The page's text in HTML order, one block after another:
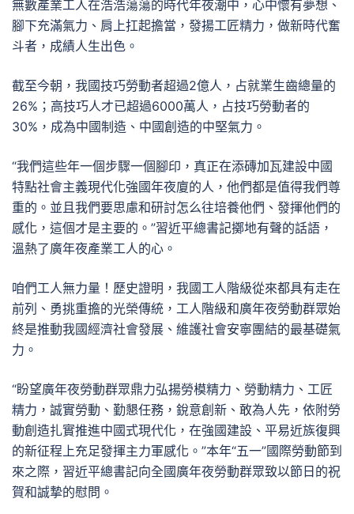
無數產業工人在浩浩蕩蕩的時代年夜潮中，心中懷有夢想、
腳下充滿氣力、肩上扛起擔當，發揚工匠精力，做新時代奮
斗者，成績人生出色。
截至今朝，我國技巧勞動者超過2億人，占就業生齒總量的
26%；高技巧人才已超過6000萬人，占技巧勞動者的
30%，成為中國制造、中國創造的中堅氣力。
“我們這些年一個步驟一個腳印，真正在添磚加瓦建設中國
特點社會主義現代化強國年夜廈的人，他們都是值得我們尊
重的。並且我們要思慮和研討怎么往培養他們、發揮他們的
感化，這個才是主要的。”習近平總書記擲地有聲的話語，
溫熱了廣年夜產業工人的心。
咱們工人無力量！歷史證明，我國工人階級從來都具有走在
前列、勇挑重擔的光榮傳統，工人階級和廣年夜勞動群眾始
終是推動我國經濟社會發展、維護社會安寧團結的最基礎氣
力。
“盼望廣年夜勞動群眾鼎力弘揚勞模精力、勞動精力、工匠
精力，誠實勞動、勤懇任務，銳意創新、敢為人先，依附勞
動創造扎實推進中國式現代化，在強國建設、平易近族復興
的新征程上充足發揮主力軍感化。”本年“五一”國際勞動節到
來之際，習近平總書記向全國廣年夜勞動群眾致以節日的祝
賀和誠摯的慰問。